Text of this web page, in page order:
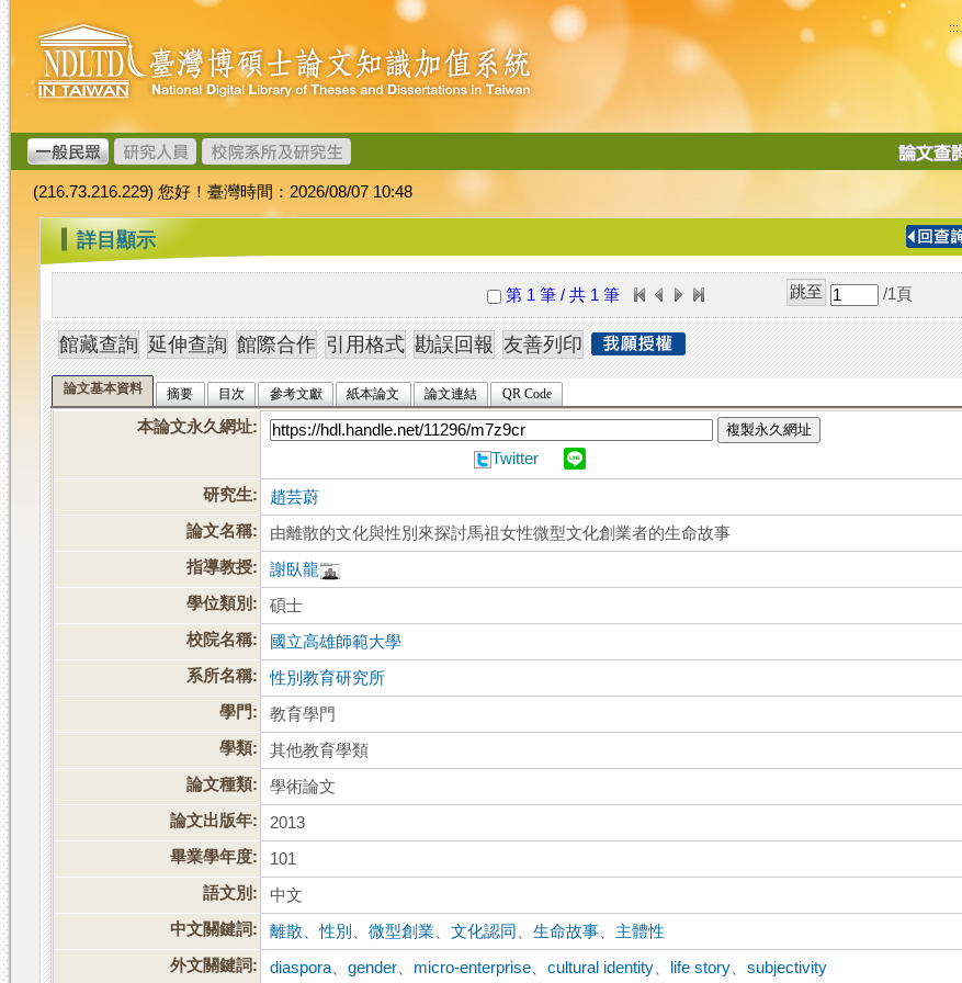
跳
到
主
要
內
容
臺
灣
博
碩
士
論
文
加
值
系
統
:::
導
(216.73.216.229) 您好！臺灣時間：2026/08/07 10:48
::: 詳目顯示
第 1 筆 / 共 1 筆 /1 頁
論文基本資料 摘要 目次 參考文獻 紙本論文 論文連結 QR Code
本論文永久網址: 複製永久網址
Twitter
研究生:
趙芸蔚
論文名稱:
由離散的文化與性別來探討馬祖女性微型文化創業者的生命故事
指導教授:
謝臥龍
學位類別:
碩士
校院名稱:
國立高雄師範大學
系所名稱:
性別教育研究所
學門:
教育學門
學類:
其他教育學類
論文種類:
學術論文
論文出版年:
2013
畢業學年度:
101
語文別:
中文
中文關鍵詞:
離散 、性別 、微型創業 、文化認同 、生命故事
主體性
外文關鍵詞:
diaspora 、gender micro-enterprise 、cultural identity life story 、subjectivity